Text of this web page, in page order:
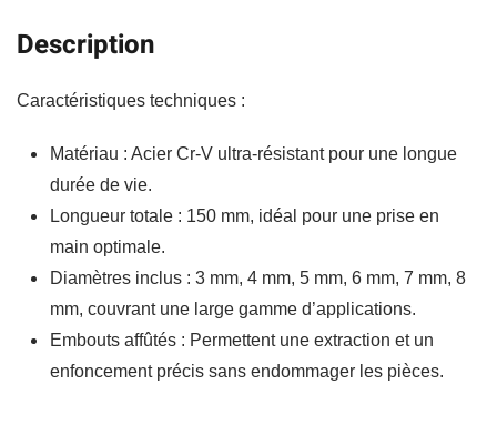
Description
Caractéristiques techniques :
Matériau : Acier Cr-V ultra-résistant pour une longue
durée de vie.
Longueur totale : 150 mm, idéal pour une prise en
main optimale.
Diamètres inclus : 3 mm, 4 mm, 5 mm, 6 mm, 7 mm, 8
mm, couvrant une large gamme d’applications.
Embouts affûtés : Permettent une extraction et un
enfoncement précis sans endommager les pièces.